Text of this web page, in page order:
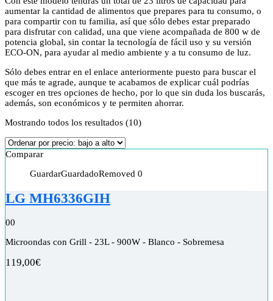
aumentar la cantidad de alimentos que prepares para tu consumo, o
para compartir con tu familia, así que sólo debes estar preparado
para disfrutar con calidad, una que viene acompañada de 800 w de
potencia global, sin contar la tecnología de fácil uso y su versión
ECO-ON, para ayudar al medio ambiente y a tu consumo de luz.
Sólo debes entrar en el enlace anteriormente puesto para buscar el
que más te agrade, aunque te acabamos de explicar cuál podrías
escoger en tres opciones de hecho, por lo que sin duda los buscarás,
además, son económicos y te permiten ahorrar.
Mostrando todos los resultados (10)
Comparar
GuardarGuardadoRemoved 0
LG MH6336GIH
00
Microondas con Grill - 23L - 900W - Blanco - Sobremesa
119,00€